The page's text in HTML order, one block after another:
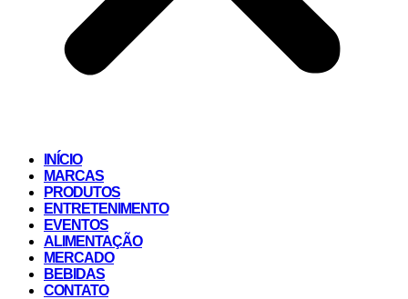
INÍCIO
MARCAS
PRODUTOS
ENTRETENIMENTO
EVENTOS
ALIMENTAÇÃO
MERCADO
BEBIDAS
CONTATO